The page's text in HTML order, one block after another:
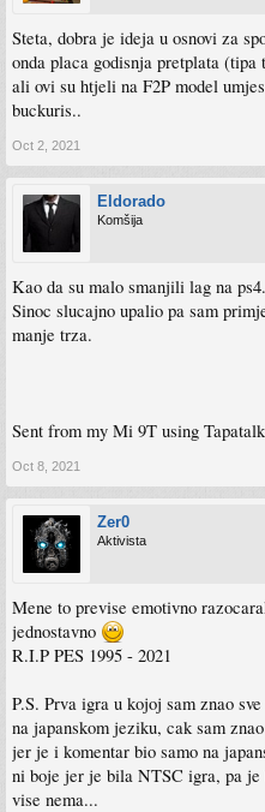
Steta, dobra je ideja u osnovi za
onda placa godisnja pretplata
ali ovi su htjeli na F2P model
buckuris..
Oct 2, 2021
Eldorado
Komšija
Kao da su malo smanjili lag na ps4.
Sinoc slucajno upalio pa sam
manje trza.
Sent from my Mi 9T using Tapatalk
Oct 8, 2021
Zer0
Aktivista
Mene to previse emotivno
jednostavno
R.I.P PES 1995 - 2021
P.S. Prva igra u kojoj sam znao
na japanskom jeziku, cak sam
jer je i komentar bio samo na
ni boje jer je bila NTSC igra, pa je
vise nema...